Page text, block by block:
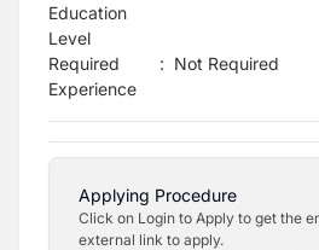
Education
Level
Required
Experience
: Not Required
Applying Procedure
Click on Login to Apply to get the
external link to apply.